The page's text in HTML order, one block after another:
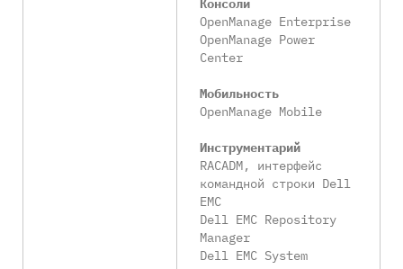
Консоли
OpenManage Enterprise
OpenManage Power
Center
Мобильность
OpenManage Mobile
Инструментарий
RACADM, интерфейс
командной строки Dell
EMC
Dell EMC Repository
Manager
Dell EMC System